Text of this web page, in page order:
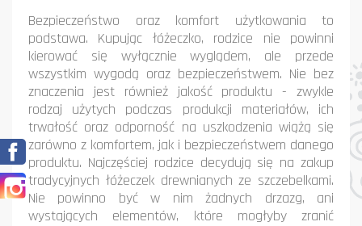
Bezpieczeństwo oraz komfort użytkowania to
podstawa. Kupując łóżeczko, rodzice nie powinni
kierować się wyłącznie wyglądem, ale przede
wszystkim wygodą oraz bezpieczeństwem. Nie bez
znaczenia jest również jakość produktu - zwykle
rodzaj użytych podczas produkcji materiałów, ich
trwałość oraz odporność na uszkodzenia wiążą się
zarówno z komfortem, jak i bezpieczeństwem danego
produktu. Najczęściej rodzice decydują się na zakup
tradycyjnych łóżeczek drewnianych ze szczebelkami.
Nie powinno być w nim żadnych drzazg, ani
wystających elementów, które mogłyby zranić
Facebook
Instagram